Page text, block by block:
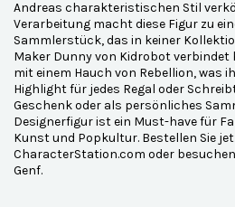
Andreas charakteristischen Stil
Verarbeitung macht diese Figur zu
Sammlerstück, das in keiner
Maker Dunny von Kidrobot
mit einem Hauch von Rebellion, was
Highlight für jedes Regal oder
Geschenk oder als persönliches
Designerfigur ist ein Must-have für
Kunst und Popkultur. Bestellen Sie
CharacterStation.com oder
Genf.